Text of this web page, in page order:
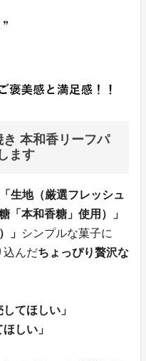
本和香リーフパ
ます
「生地（厳選フレッシュ
「本和香糖」使用）」
」 シンプルな菓子に
込んだちょっぴり贅沢な
てほしい」
しい」